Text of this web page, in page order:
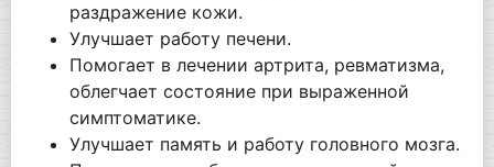
раздражение кожи.
Улучшает работу печени.
Помогает в лечении артрита, ревматизма,
облегчает состояние при выраженной
симптоматике.
Улучшает память и работу головного мозга.